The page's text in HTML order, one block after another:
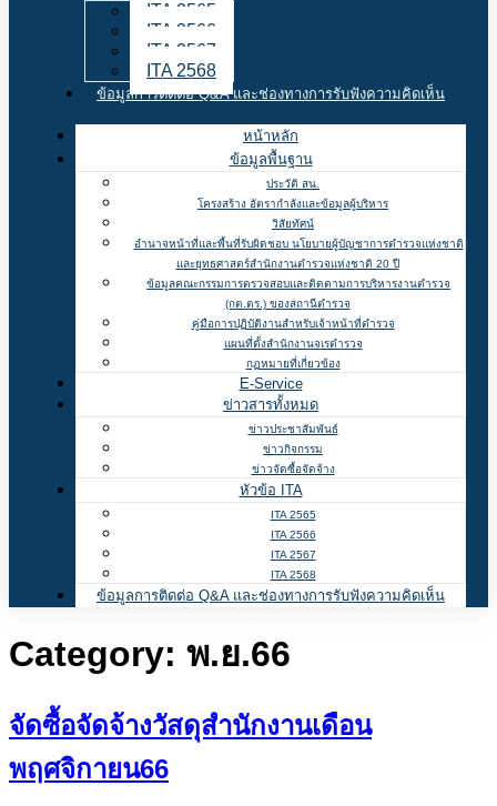
ITA 2565
ITA 2566
ITA 2567
ITA 2568
ข้อมูลการติดต่อ Q&A และช่องทางการรับฟังความคิดเห็น
หน้าหลัก
ข้อมูลพื้นฐาน
ประวัติ สน.
โครงสร้าง อัตรากำลังและข้อมูลผู้บริหาร
วิสัยทัศน์
อำนาจหน้าที่และพื้นที่รับผิดชอบ นโยบายผู้บัญชาการตำรวจแห่งชาติ
และยุทธศาสตร์สำนักงานตำรวจแห่งชาติ 20 ปี
ข้อมูลคณะกรรมการตรวจสอบและติดตามการบริหารงานตำรวจ
(กต.ตร.) ของสถานีตำรวจ
คู่มือการปฏิบัติงานสำหรับเจ้าหน้าที่ตำรวจ
แผนที่ตั้งสำนักงานจเรตำรวจ
กฏหมายที่เกี่ยวข้อง
E-Service
ข่าวสารทั้งหมด
ข่าวประชาสัมพันธ์
ข่าวกิจกรรม
ข่าวจัดซื้อจัดจ้าง
หัวข้อ ITA
ITA 2565
ITA 2566
ITA 2567
ITA 2568
ข้อมูลการติดต่อ Q&A และช่องทางการรับฟังความคิดเห็น
Category: พ.ย.66
จัดซื้อจัดจ้างวัสดุสำนักงานเดือน
พฤศจิกายน66